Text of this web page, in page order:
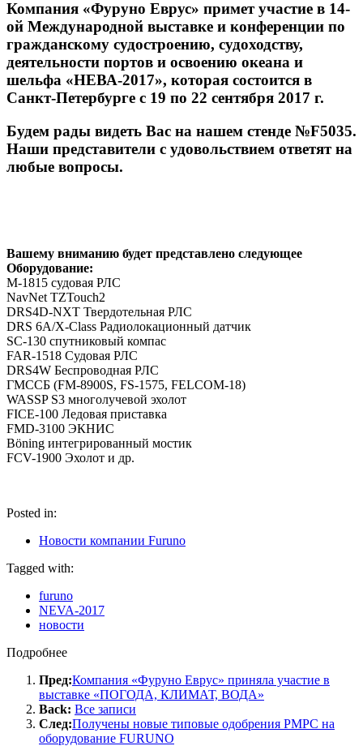
Компания «Фуруно Еврус» примет участие в 14-
ой Международной выставке и конференции по
гражданскому судостроению, судоходству,
деятельности портов и освоению океана и
шельфа «НЕВА-2017», которая состоится в
Санкт-Петербурге с 19 по 22 сентября 2017 г.
Будем рады видеть Вас на нашем стенде №F5035.
Наши представители с удовольствием ответят на
любые вопросы.
Вашему вниманию будет представлено следующее
Оборудование:
M-1815 судовая РЛС
NavNet TZTouch2
DRS4D-NXT Твердотельная РЛС
DRS 6A/X-Class Радиолокационный датчик
SC-130 спутниковый компас
FAR-1518 Судовая РЛС
DRS4W Беспроводная РЛС
ГМССБ (FM-8900S, FS-1575, FELCOM-18)
WASSP S3 многолучевой эхолот
FICE-100 Ледовая приставка
FMD-3100 ЭКНИС
Böning интегрированный мостик
FCV-1900 Эхолот и др.
Posted in:
Новости компании Furuno
Tagged with:
furuno
NEVA-2017
новости
Подробнее
Пред:Компания «Фуруно Еврус» приняла участие в
выставке «ПОГОДА, КЛИМАТ, ВОДА»
Back: Все записи
След:Получены новые типовые одобрения РМРС на
оборудование FURUNO